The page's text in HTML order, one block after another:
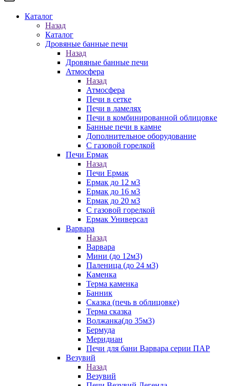
Каталог
Назад
Каталог
Дровяные банные печи
Назад
Дровяные банные печи
Атмосфера
Назад
Атмосфера
Печи в сетке
Печи в ламелях
Печи в комбинированной облицовке
Банные печи в камне
Дополнительное оборудование
С газовой горелкой
Печи Ермак
Назад
Печи Ермак
Ермак до 12 м3
Ермак до 16 м3
Ермак до 20 м3
С газовой горелкой
Ермак Универсал
Варвара
Назад
Варвара
Мини (до 12м3)
Паленица (до 24 м3)
Каменка
Терма каменка
Банник
Сказка (печь в облицовке)
Терма сказка
Волжанка(до 35м3)
Бермуда
Меридиан
Печи для бани Варвара серии ПАР
Везувий
Назад
Везувий